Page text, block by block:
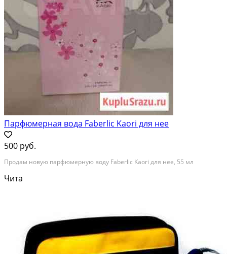
Парфюмерная вода Faberlic Kaori для нее
500 руб.
Продам новую парфюмерную воду Faberlic Kaori для нее, 55 мл
Чита